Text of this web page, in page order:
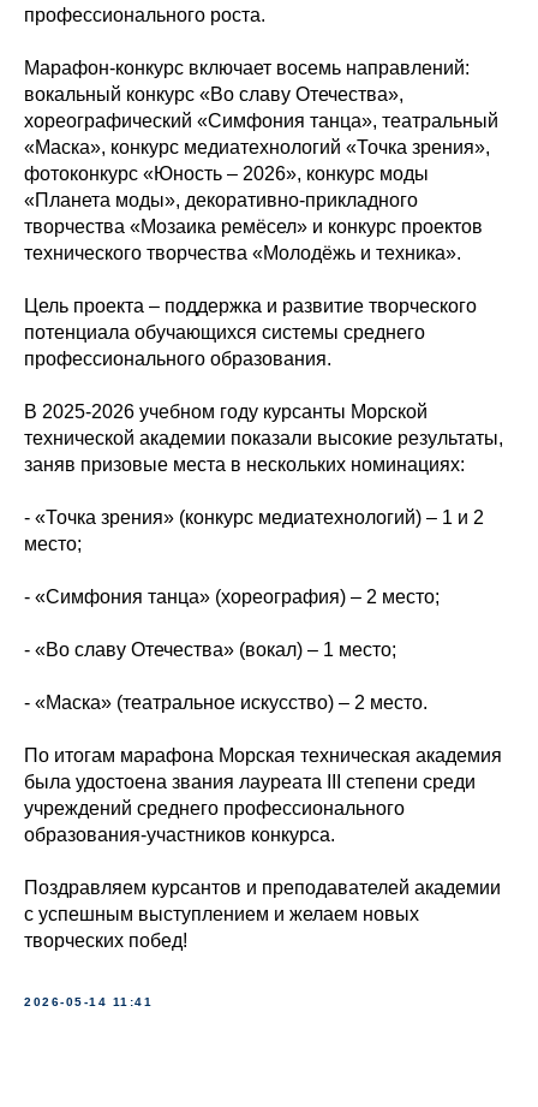
профессионального роста.
Марафон-конкурс включает восемь направлений:
вокальный конкурс «Во славу Отечества»,
хореографический «Симфония танца», театральный
«Маска», конкурс медиатехнологий «Точка зрения»,
фотоконкурс «Юность – 2026», конкурс моды
«Планета моды», декоративно-прикладного
творчества «Мозаика ремёсел» и конкурс проектов
технического творчества «Молодёжь и техника».
Цель проекта – поддержка и развитие творческого
потенциала обучающихся системы среднего
профессионального образования.
В 2025-2026 учебном году курсанты Морской
технической академии показали высокие результаты,
заняв призовые места в нескольких номинациях:
- «Точка зрения» (конкурс медиатехнологий) – 1 и 2
место;
- «Симфония танца» (хореография) – 2 место;
- «Во славу Отечества» (вокал) – 1 место;
- «Маска» (театральное искусство) – 2 место.
По итогам марафона Морская техническая академия
была удостоена звания лауреата III степени среди
учреждений среднего профессионального
образования-участников конкурса.
Поздравляем курсантов и преподавателей академии
с успешным выступлением и желаем новых
творческих побед!
2026-05-14 11:41